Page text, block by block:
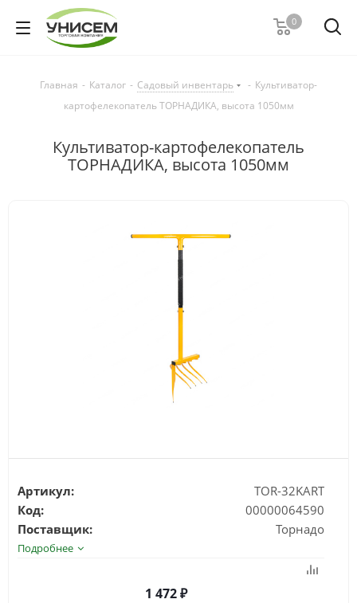
0
Главная - Каталог - Садовый инвентарь - Культиватор-
картофелекопатель ТОРНАДИКА, высота 1050мм
Культиватор-картофелекопатель
ТОРНАДИКА, высота 1050мм
Артикул:
TOR-32KART
Код:
00000064590
Поставщик:
Торнадо
Подробнее
1 472